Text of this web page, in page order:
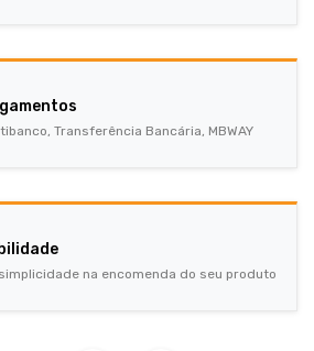
Transferência Bancária, MBWAY
na encomenda do seu produto